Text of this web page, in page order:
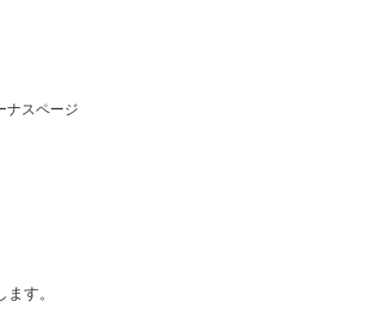
ナスページ
す。